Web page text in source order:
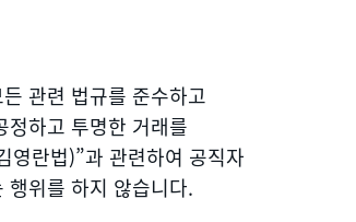
관련 법규를 준수하고
정하고 투명한 거래를
영란법)”과 관련하여 공직자
행위를 하지 않습니다.